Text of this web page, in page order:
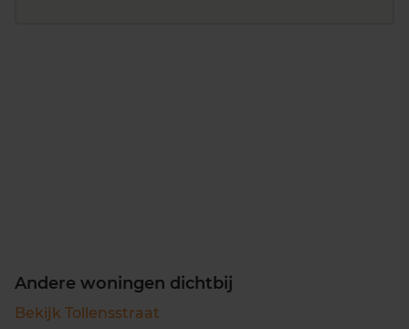
Andere woningen dichtbij
Bekijk Tollensstraat